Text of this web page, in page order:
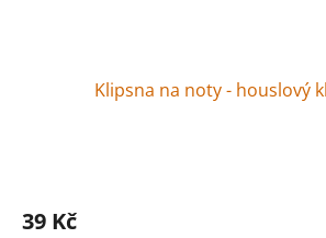
Klipsna na noty - houslový
39 Kč